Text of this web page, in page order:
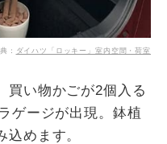
： ダイハツ「ロッキー」室内空間・荷室
買い物かごが2個入る
ゲージが出現。鉢植
込めます。